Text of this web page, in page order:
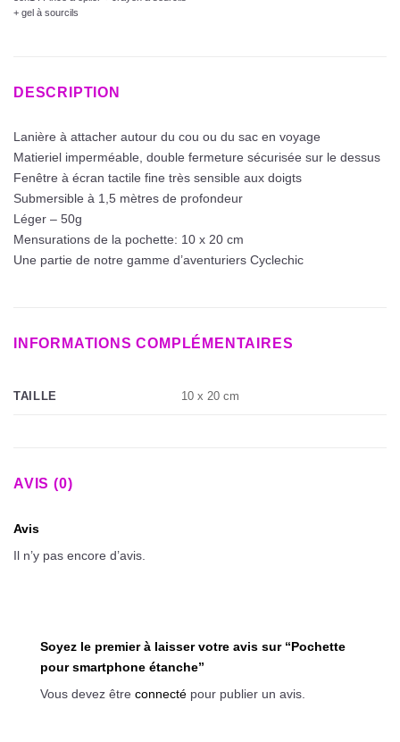
+ gel à sourcils
DESCRIPTION
Lanière à attacher autour du cou ou du sac en voyage
Matieriel imperméable, double fermeture sécurisée sur le dessus
Fenêtre à écran tactile fine très sensible aux doigts
Submersible à 1,5 mètres de profondeur
Léger – 50g
Mensurations de la pochette: 10 x 20 cm
Une partie de notre gamme d’aventuriers Cyclechic
INFORMATIONS COMPLÉMENTAIRES
TAILLE 10 x 20 cm
AVIS (0)
Avis
Il n’y pas encore d’avis.
Soyez le premier à laisser votre avis sur “Pochette
pour smartphone étanche”
Vous devez être connecté pour publier un avis.